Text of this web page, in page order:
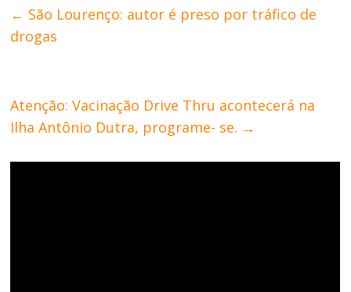
← São Lourenço: autor é preso por tráfico de
drogas
Atenção: Vacinação Drive Thru acontecerá na
Ilha Antônio Dutra, programe- se. →